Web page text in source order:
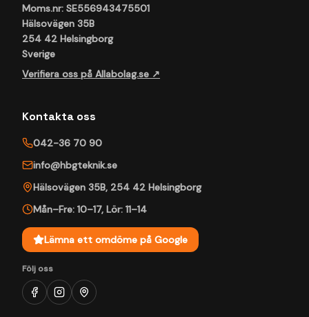
Moms.nr: SE556943475501
Hälsovägen 35B
254 42 Helsingborg
Sverige
Verifiera oss på Allabolag.se ↗
Kontakta oss
042-36 70 90
info@hbgteknik.se
Hälsovägen 35B, 254 42 Helsingborg
Mån–Fre: 10–17, Lör: 11–14
Lämna ett omdöme på Google
Följ oss